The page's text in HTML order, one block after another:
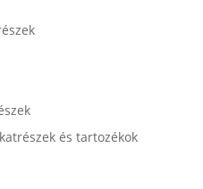
és tartozékok